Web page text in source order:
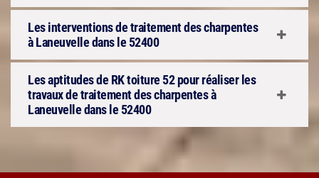
Les interventions de traitement des charpentes
à Laneuvelle dans le 52400
Les aptitudes de RK toiture 52 pour réaliser les
travaux de traitement des charpentes à
Laneuvelle dans le 52400